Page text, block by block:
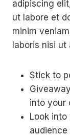
adipiscing
ut labore et
minim
laboris nisi
Stick to
into your
Look